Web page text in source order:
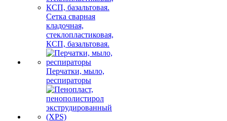
Сетка сварная
кладочная,
стеклопластиковая,
КСП, базальтовая.
Перчатки, мыло,
респираторы